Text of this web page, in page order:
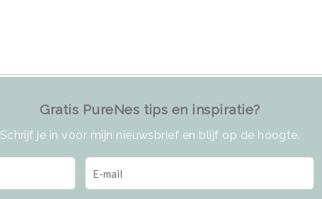
Gratis PureNes tips en inspiratie?
Schrijf je in voor mijn nieuwsbrief en blijf op de hoogte.